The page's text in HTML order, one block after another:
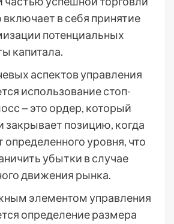
в себя принятие
потенциальных
капитала.
аспектов управления
использование стоп-
౼ это ордер, который
закрывает позицию, когда
определенного уровня, что
убытки в случае
движения рынка.
элементом управления
определение размера